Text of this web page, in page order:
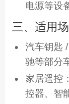
电源等设
三、适用
汽车钥匙
驰等部分
家居遥控
控器、智